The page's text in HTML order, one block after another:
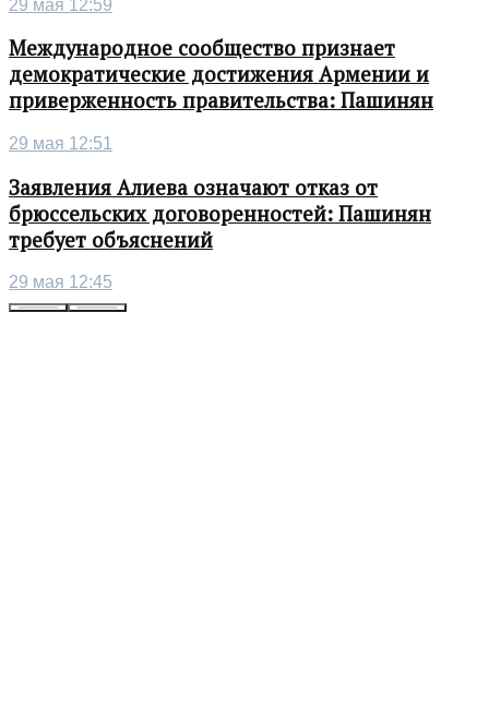
29 мая 12:59
Международное сообщество признает
демократические достижения Армении и
приверженность правительства: Пашинян
29 мая 12:51
Заявления Алиева означают отказ от
брюссельских договоренностей: Пашинян
требует объяснений
29 мая 12:45